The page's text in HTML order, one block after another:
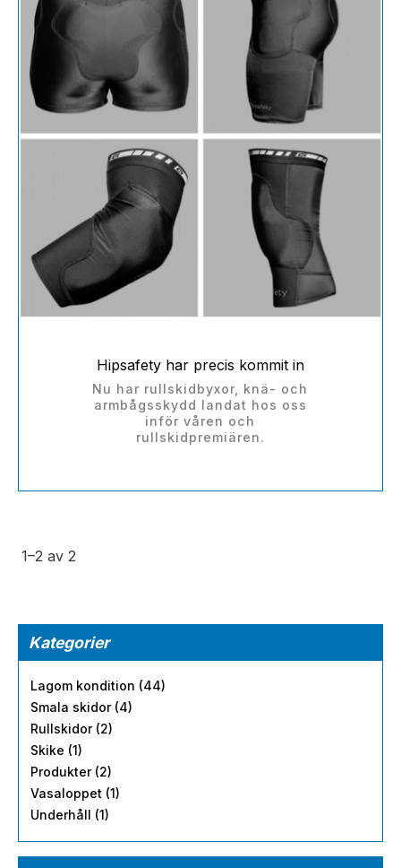
Hipsafety har precis kommit in
​Nu har rullskidbyxor, knä- och
armbågsskydd landat hos oss
inför våren och
rullskidpremiären.
1–2 av 2
Kategorier
Lagom kondition (44)
Smala skidor (4)
Rullskidor (2)
Skike (1)
Produkter (2)
Vasaloppet (1)
Underhåll (1)